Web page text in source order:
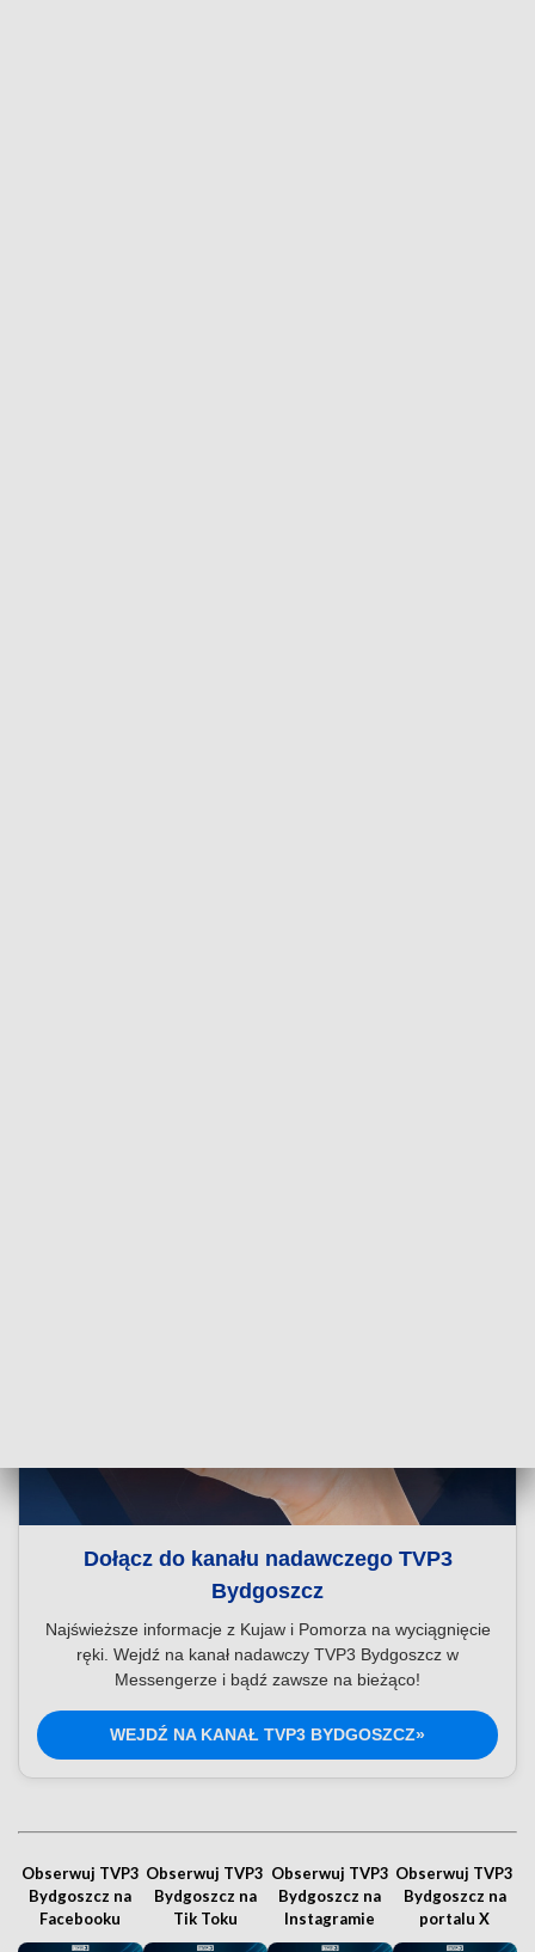
Dołącz do kanału nadawczego TVP3
Bydgoszcz
Najświeższe informacje z Kujaw i Pomorza na wyciągnięcie
ręki. Wejdź na kanał nadawczy TVP3 Bydgoszcz w
Messengerze i bądź zawsze na bieżąco!
WEJDŹ NA KANAŁ TVP3 BYDGOSZCZ»
Obserwuj TVP3
Bydgoszcz na
Facebooku
Obserwuj TVP3
Bydgoszcz na
Tik Toku
Obserwuj TVP3
Bydgoszcz na
Instagramie
Obserwuj TVP3
Bydgoszcz na
portalu X